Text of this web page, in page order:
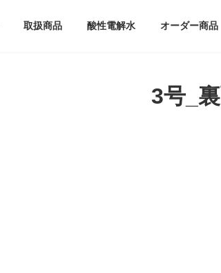
取扱商品 酸性電解水 オーダー商品
3号_